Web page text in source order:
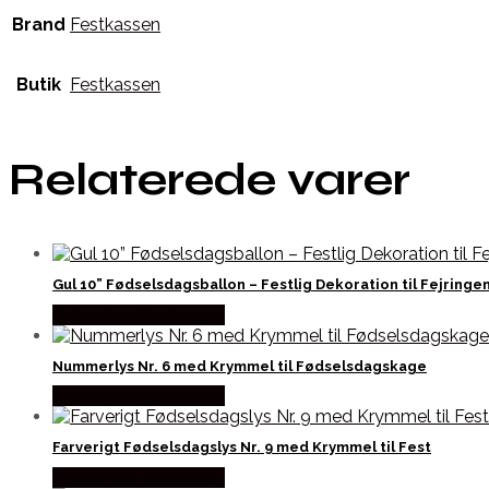
Brand Festkassen
Butik Festkassen
Relaterede varer
Gul 10” Fødselsdagsballon – Festlig Dekoration til
Nummerlys Nr. 6 med Krymmel til Fødselsdagskage
Farverigt Fødselsdagslys Nr. 9 med Krymmel til Fest